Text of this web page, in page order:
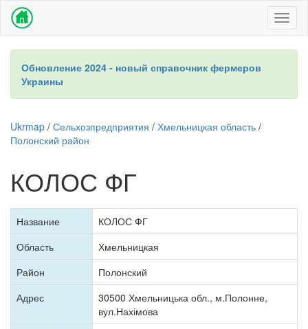
Обновление 2024 - новый справочник фермеров
Украины
Ukrmap / Сельхозпредприятия / Хмельницкая область /
Полонский район
КОЛОС ФГ
Название
КОЛОС ФГ
Область
Хмельницкая
Район
Полонский
Адрес
30500 Хмельницька обл., м.Полонне,
вул.Нахімова